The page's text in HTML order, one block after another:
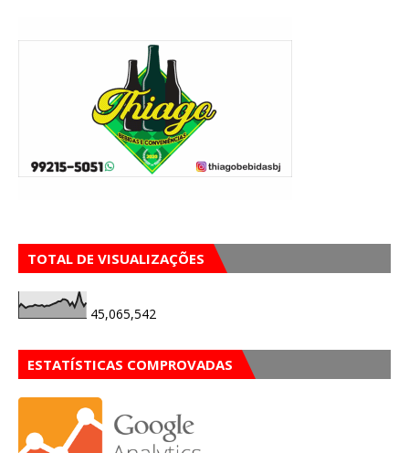
TOTAL DE VISUALIZAÇÕES
45,065,542
ESTATÍSTICAS COMPROVADAS